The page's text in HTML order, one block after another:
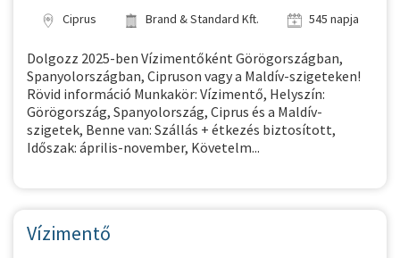
Ciprus Brand & Standard Kft. 545 napja
Dolgozz 2025-ben Vízimentőként Görögországban,
Spanyolországban, Cipruson vagy a Maldív-szigeteken!
Rövid információ Munkakör: Vízimentő, Helyszín:
Görögország, Spanyolország, Ciprus és a Maldív-
szigetek, Benne van: Szállás + étkezés biztosított,
Időszak: április-november, Követelm...
Vízimentő